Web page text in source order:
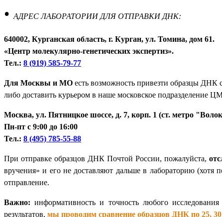
• АДРЕС ЛАБОРАТОРИИ ДЛЯ ОТПРАВКИ ДНК:
640002, Курганская область, г. Курган, ул. Томина, дом 61.
«Центр молекулярно-генетических экспертиз».
Тел.: 8 (919) 585-79-77
Для Москвы и МО есть возможность привезти образцы ДНК
либо доставить курьером в наше московское подразделение
Москва, ул. Пятницкое шоссе, д. 7, корп. 1 (ст. метро
Пн-пт с 9:00 до 16:00
Тел.: 8 (495) 785-55-88
При отправке образцов ДНК Почтой России, пожалуйста,
вручения» и его не доставляют дальше в лабораторию (хотя
отправление.
Важно: информативность и точность любого
результатов, мы проводим сравнение образцов ДНК по 25,